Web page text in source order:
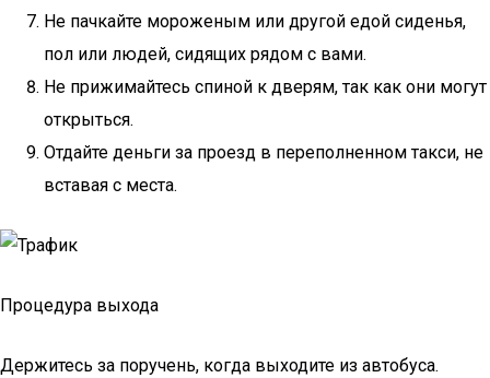
Не пачкайте мороженым или другой едой сиденья,
пол или людей, сидящих рядом с вами.
Не прижимайтесь спиной к дверям, так как они могут
открыться.
Отдайте деньги за проезд в переполненном такси, не
вставая с места.
Процедура выхода
Держитесь за поручень, когда выходите из автобуса.